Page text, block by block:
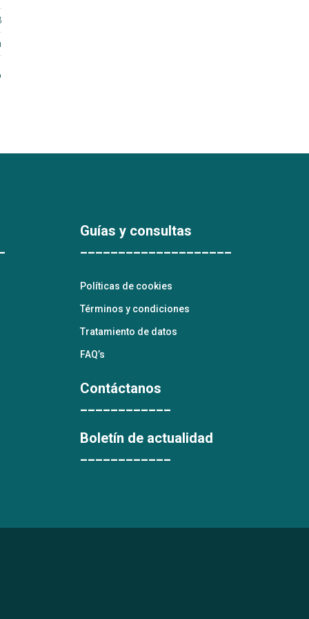
Guías y consultas
____________________
Políticas de cookies
Términos y condiciones
Tratamiento de datos
FAQ’s
Contáctanos
____________
Boletín de actualidad
____________